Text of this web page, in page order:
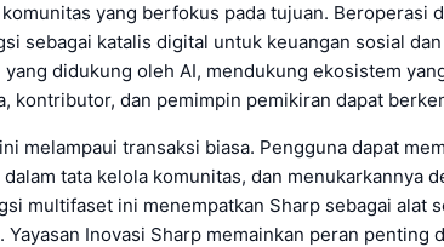
yang berfokus pada tujuan. Beroperasi
sebagai katalis digital untuk keuangan sosial
didukung oleh AI, mendukung ekosistem
kontributor, dan pemimpin pemikiran dapat
melampaui transaksi biasa. Pengguna dapat
tata kelola komunitas, dan menukarkannya
multifaset ini menempatkan Sharp sebagai alat
Yayasan Inovasi Sharp memainkan peran penting